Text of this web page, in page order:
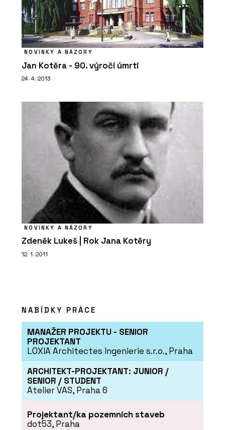
NOVINKY A NÁZORY
Jan Kotěra - 90. výročí úmrtí
24. 4. 2013
NOVINKY A NÁZORY
Zdeněk Lukeš | Rok Jana Kotěry
12. 1. 2011
NABÍDKY PRÁCE
MANAŽER PROJEKTU - SENIOR
PROJEKTANT
LOXIA Architectes Ingenierie s.r.o., Praha
ARCHITEKT-PROJEKTANT: JUNIOR /
SENIOR / STUDENT
Atelier VAS, Praha 6
Projektant/ka pozemních staveb
dot53, Praha